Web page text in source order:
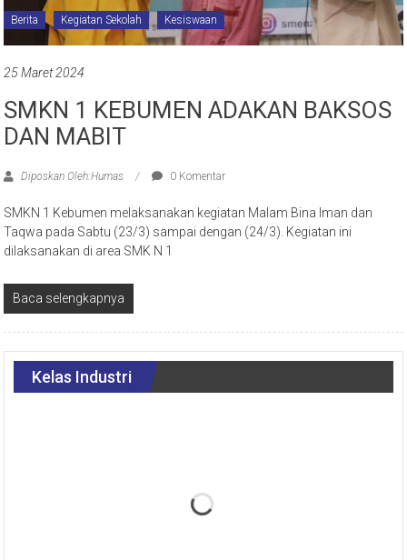
Berita Kegiatan Sekolah Kesiswaan
25 Maret 2024
SMKN 1 KEBUMEN ADAKAN BAKSOS
DAN MABIT
Diposkan Oleh:Humas 0 Komentar
SMKN 1 Kebumen melaksanakan kegiatan Malam Bina Iman dan
Taqwa pada Sabtu (23/3) sampai dengan (24/3). Kegiatan ini
dilaksanakan di area SMK N 1
Baca selengkapnya
Kelas Industri